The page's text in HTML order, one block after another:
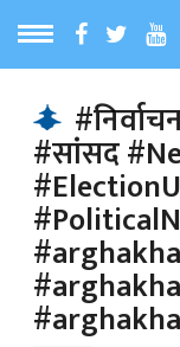
MENU
समाचार
समाचार
#सांसद